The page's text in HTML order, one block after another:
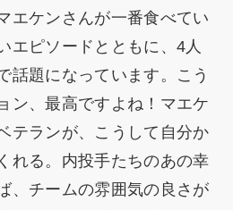
エケンさんが一番食べてい
エピソードとともに、4人
話題になっています。こう
ン、最高ですよね！マエケ
テランが、こうして自分か
れる。内投手たちのあの幸
、チームの雰囲気の良さが